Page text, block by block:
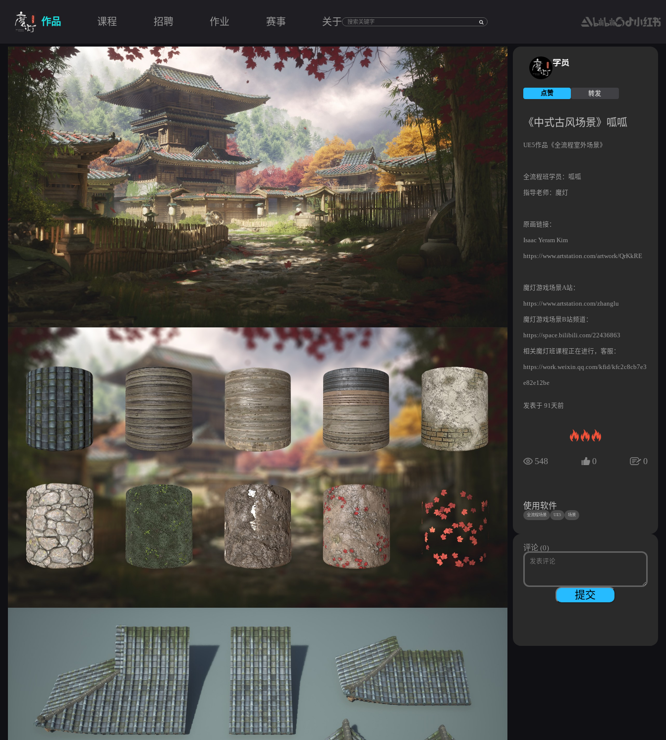
作品 课程 招聘 作业 赛事 关于
学员
点赞 转发
场
景》
《中式古风场景》呱呱
UE5作品《全流程室外场景》
全流程班学员：呱呱
指导老师：魔灯
原画链接：
Isaac Yeram Kim
https://www.artstation.com/artwork/QrKkRE
魔灯游戏场景A站：
https://www.artstation.com/zhanglu
魔灯游戏场景B站频道：
https://space.bilibili.com/22436863
相关魔灯班课程正在进行，客服：
https://work.weixin.qq.com/kfid/kfc2c8cb7e3
e82e12be
发表于 91天前
548 0 0
使用软件
全流程场景 UE5 场景
评论 (0)